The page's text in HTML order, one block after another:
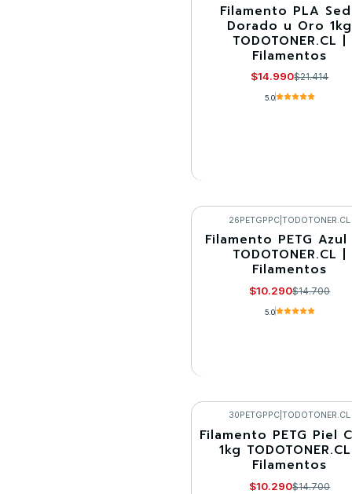
-30%
Llega el 22/09/2026
Filamento PLA
Dorado u Oro 1kg
TODOTONER.CL |
Filamentos
$14.990$21.414
5.0
VER DETALLES
-30%
Llega el 22/09/2026
26PETGPPC |TODOTONER.CL
Filamento PETG Azul
TODOTONER.CL |
Filamentos
$10.290$14.700
5.0
VER DETALLES
-30%
30PETGPPC |TODOTONER.CL
Filamento PETG Piel
1kg
Filamentos
$10.290$14.700